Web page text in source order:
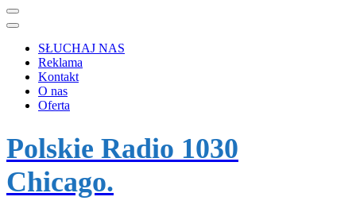
SŁUCHAJ NAS
Reklama
Kontakt
O nas
Oferta
Polskie Radio 1030
Chicago.